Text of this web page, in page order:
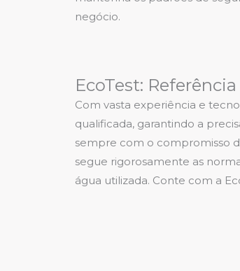
negócio.
EcoTest:
Com vasta experiência e
qualificada, garantindo a
sempre com o compromisso
segue rigorosamente as
água utilizada. Conte com a